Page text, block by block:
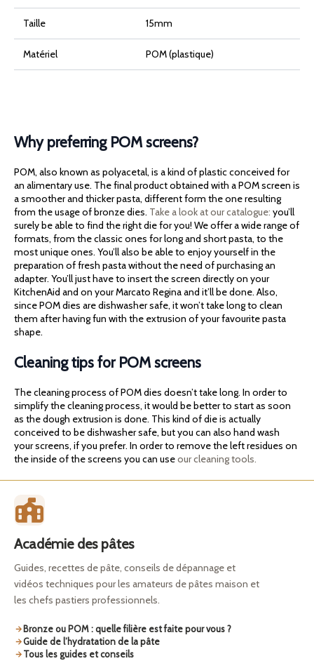
Taille
15mm
Matériel POM (plastique)
Why preferring POM screens?
POM, also known as polyacetal, is a kind of plastic conceived for
an alimentary use. The final product obtained with a POM screen is
a smoother and thicker pasta, different form the one resulting
from the usage of bronze dies. Take a look at our catalogue: you’ll
surely be able to find the right die for you! We offer a wide range of
formats, from the classic ones for long and short pasta, to the
most unique ones. You’ll also be able to enjoy yourself in the
preparation of fresh pasta without the need of purchasing an
adapter. You’ll just have to insert the screen directly on your
KitchenAid and on your Marcato Regina and it’ll be done. Also,
since POM dies are dishwasher safe, it won’t take long to clean
them after having fun with the extrusion of your favourite pasta
shape.
Cleaning tips for POM screens
The cleaning process of POM dies doesn’t take long. In order to
simplify the cleaning process, it would be better to start as soon
as the dough extrusion is done. This kind of die is actually
conceived to be dishwasher safe, but you can also hand wash
your screens, if you prefer. In order to remove the left residues on
the inside of the screens you can useour cleaning tools.
Académie des pâtes
Guides, recettes de pâte, conseils de dépannage et
vidéos techniques pour les amateurs de pâtes maison et
les chefs pastiers professionnels.
Bronze ou POM : quelle filière est faite pour vous ?
Guide de l’hydratation de la pâte
Tous les guides et conseils